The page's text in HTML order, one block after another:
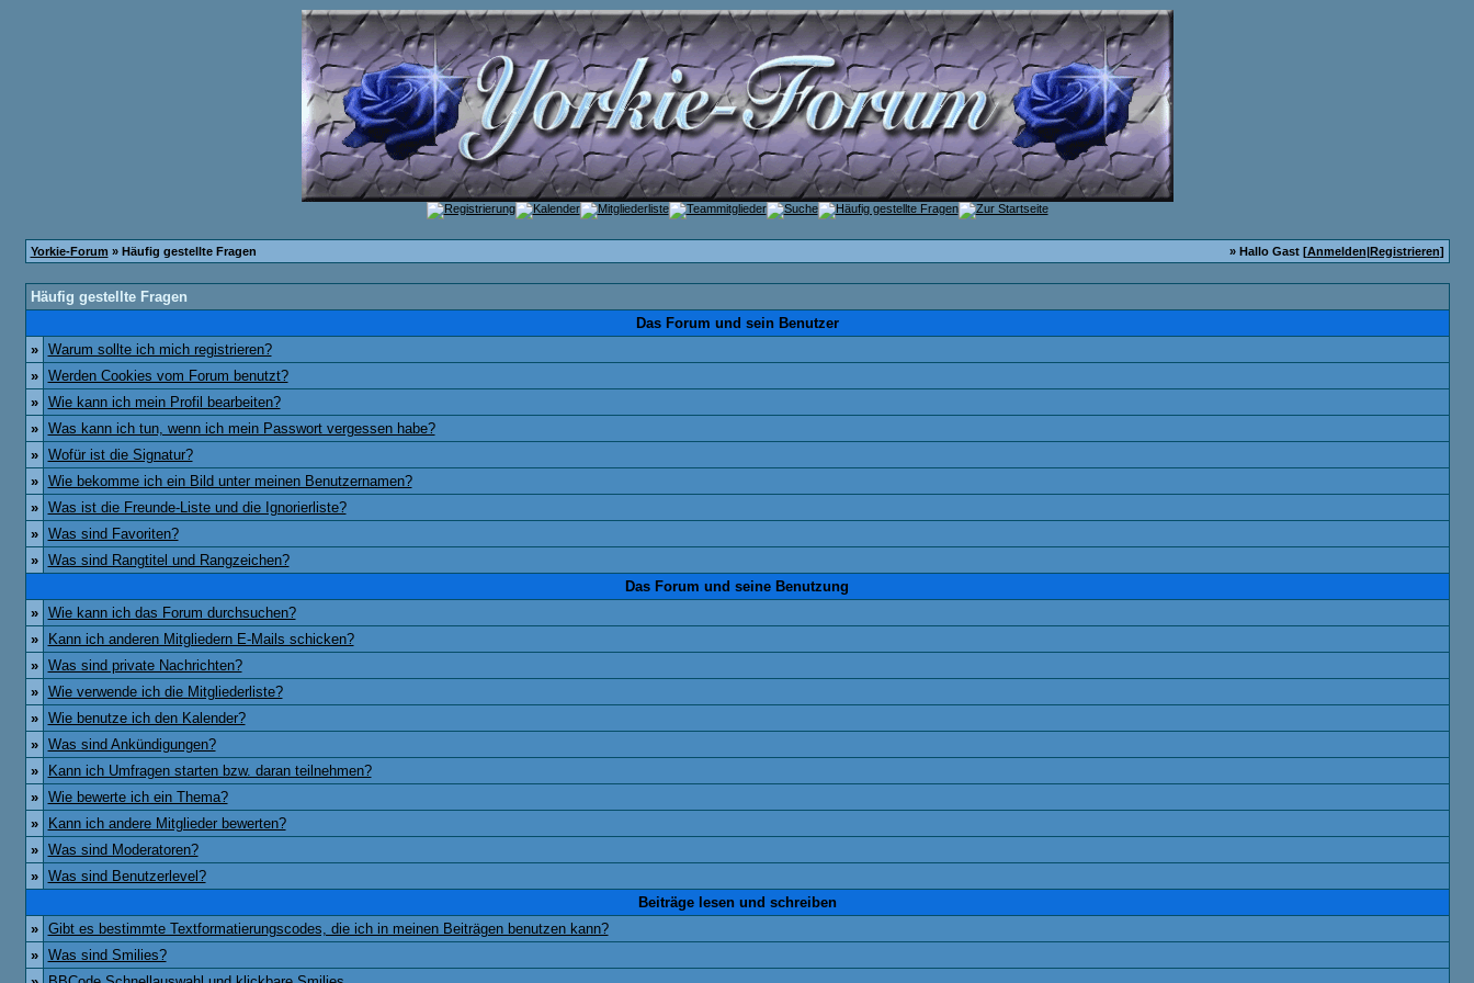
Yorkie-Forum » Häufig gestellte Fragen » Hallo Gast [Anmelden|Registrieren]
Häufig gestellte Fragen
Das Forum und sein Benutzer
»
Warum sollte ich mich registrieren?
»
Werden Cookies vom Forum benutzt?
»
Wie kann ich mein Profil bearbeiten?
»
Was kann ich tun, wenn ich mein Passwort vergessen habe?
»
Wofür ist die Signatur?
»
Wie bekomme ich ein Bild unter meinen Benutzernamen?
»
Was ist die Freunde-Liste und die Ignorierliste?
»
Was sind Favoriten?
»
Was sind Rangtitel und Rangzeichen?
Das Forum und seine Benutzung
»
Wie kann ich das Forum durchsuchen?
»
Kann ich anderen Mitgliedern E-Mails schicken?
»
Was sind private Nachrichten?
»
Wie verwende ich die Mitgliederliste?
»
Wie benutze ich den Kalender?
»
Was sind Ankündigungen?
»
Kann ich Umfragen starten bzw. daran teilnehmen?
»
Wie bewerte ich ein Thema?
»
Kann ich andere Mitglieder bewerten?
»
Was sind Moderatoren?
»
Was sind Benutzerlevel?
Beiträge lesen und schreiben
»
Gibt es bestimmte Textformatierungscodes, die ich in meinen Beiträgen benutzen kann?
»
Was sind Smilies?